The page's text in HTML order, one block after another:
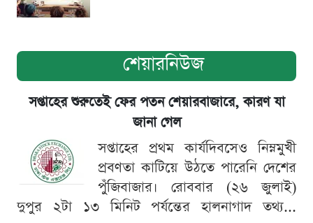
শেয়ারনিউজ
সপ্তাহের শুরুতেই ফের পতন শেয়ারবাজারে, কারণ যা
জানা গেল
সপ্তাহের প্রথম কার্যদিবসেও নিম্নমুখী
প্রবণতা কাটিয়ে উঠতে পারেনি দেশের
পুঁজিবাজার। রোববার (২৬ জুলাই)
দুপুর ২টা ১৩ মিনিট পর্যন্তের হালনাগাদ তথ্য...